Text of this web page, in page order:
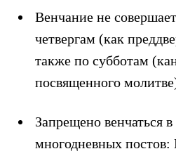
Венчание не
четвергам (как
также по субботам
посвященного
Запрещено венчаться
многодневных